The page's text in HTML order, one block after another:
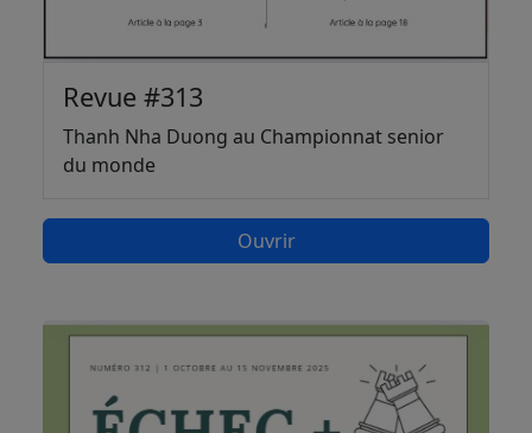
Revue #313
Thanh Nha Duong au Championnat senior
du monde
Ouvrir